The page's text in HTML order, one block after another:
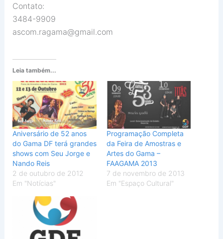
Contato:
3484-9909
ascom.ragama@gmail.com
Leia também...
Aniversário de 52 anos
do Gama DF terá grandes
shows com Seu Jorge e
Nando Reis
2 de outubro de 2012
Em "Notícias"
Programação Completa
da Feira de Amostras e
Artes do Gama –
FAAGAMA 2013
7 de novembro de 2013
Em "Espaço Cultural"